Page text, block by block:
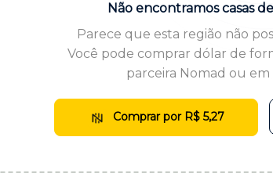
Não encontramos casas
Parece que esta região não
Você pode comprar dólar de
parceira Nomad ou
Comprar por R$ 5,27